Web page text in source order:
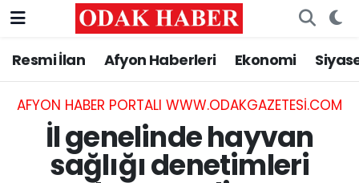
Resmi İlan Afyon Haberleri Ekonomi
AFYON HABER PORTALI WWW.ODAKGAZETESI.COM
İl genelinde hayvan
sağlığı denetimleri
AFYONKARAHİSAR HABERLERİ
Resmi İlan
ASAYİŞ
Nöbetçi Eczaneler
Hava Durumu
Trafik Durumu